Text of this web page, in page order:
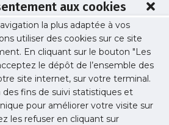
aux cookies
la plus adaptée à vos
utiliser des cookies sur ce site
En cliquant sur le bouton "Les
le dépôt de l’ensemble des
site internet, sur votre terminal.
des fins de suivi statistiques et
pour améliorer votre visite sur
les refuser en cliquant sur